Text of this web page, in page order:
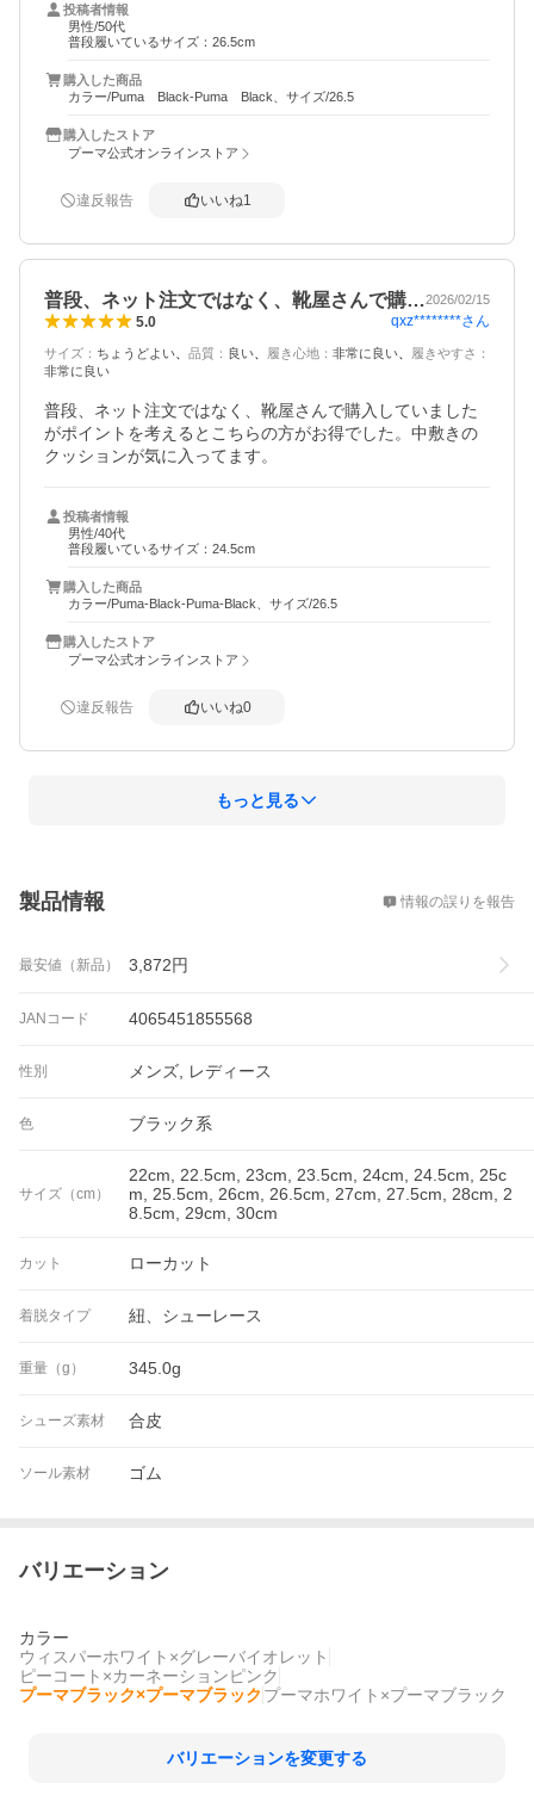
投稿者情報
男性/50代
普段履いているサイズ：26.5cm
購入した商品
カラー/Puma Black-Puma Black、サイズ/26.5
購入したストア
プーマ公式オンラインストア
違反報告 いいね1
普段、ネット注文ではなく、靴屋さんで購…2026/02/15
5.0 qxz********さん
サイズ ： ちょうどよい 品質 ： 良い 履き心地 ： 非常に良い 履きやすさ ：
非常に良い
普段、ネット注文ではなく、靴屋さんで購入していました
がポイントを考えるとこちらの方がお得でした。中敷きの
クッションが気に入ってます。
投稿者情報
男性/40代
普段履いているサイズ：24.5cm
購入した商品
カラー/Puma-Black-Puma-Black、サイズ/26.5
購入したストア
プーマ公式オンラインストア
違反報告 いいね0
もっと見る
製品情報 情報の誤りを報告
最安値（新品） 3,872円
JANコード 4065451855568
性別 メンズ, レディース
色 ブラック系
サイズ（cm）
22cm, 22.5cm, 23cm, 23.5cm, 24cm, 24.5cm, 25c
m, 25.5cm, 26cm, 26.5cm, 27cm, 27.5cm, 28cm, 2
8.5cm, 29cm, 30cm
カット ローカット
着脱タイプ 紐、シューレース
重量（g） 345.0g
シューズ素材 合皮
ソール素材 ゴム
バリエーション
カラー
ウィスパーホワイト×グレーバイオレット
ピーコート×カーネーションピンク
プーマブラック×プーマブラック プーマホワイト×プーマブラック
バリエーションを変更する